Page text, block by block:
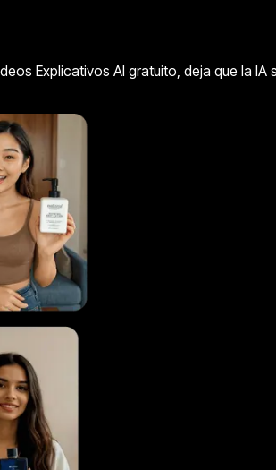
Explicativos AI gratuito, deja que la IA